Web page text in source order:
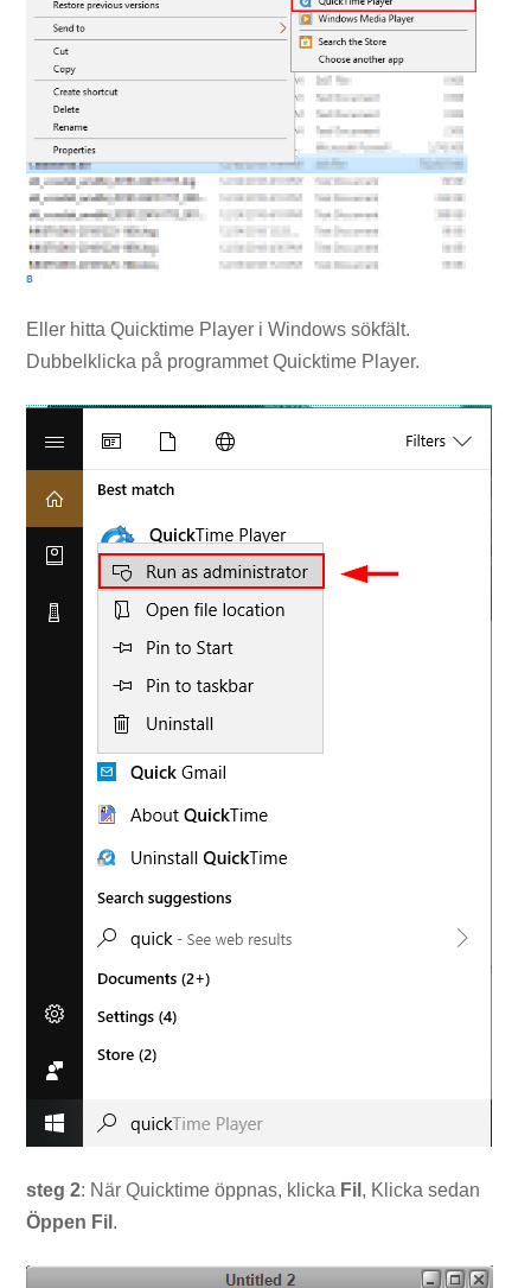
Eller hitta Quicktime Player i Windows sökfält.
Dubbelklicka på programmet Quicktime Player.
steg 2: När Quicktime öppnas, klicka Fil , Klicka sedan
Öppen Fil .